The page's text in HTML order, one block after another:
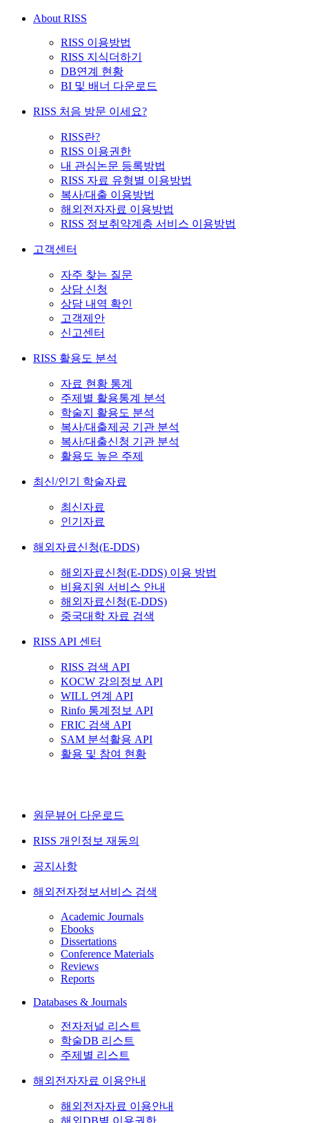
About RISS
RISS 이용방법
RISS 지식더하기
DB연계 현황
BI 및 배너 다운로드
RISS 처음 방문 이세요?
RISS란?
RISS 이용권한
내 관심논문 등록방법
RISS 자료 유형별 이용방법
복사/대출 이용방법
해외전자자료 이용방법
RISS 정보취약계층 서비스 이용방법
고객센터
자주 찾는 질문
상담 신청
상담 내역 확인
고객제안
신고센터
RISS 활용도 분석
자료 현황 통계
주제별 활용통계 분석
학술지 활용도 분석
복사/대출제공 기관 분석
복사/대출신청 기관 분석
활용도 높은 주제
최신/인기 학술자료
최신자료
인기자료
해외자료신청(E-DDS)
해외자료신청(E-DDS) 이용 방법
비용지원 서비스 안내
해외자료신청(E-DDS)
중국대학 자료 검색
RISS API 센터
RISS 검색 API
KOCW 강의정보 API
WILL 연계 API
Rinfo 통계정보 API
FRIC 검색 API
SAM 분석활용 API
활용 및 참여 현황
원문뷰어 다운로드
RISS 개인정보 재동의
공지사항
해외전자정보서비스 검색
Academic Journals
Ebooks
Dissertations
Conference Materials
Reviews
Reports
Databases & Journals
전자저널 리스트
학술DB 리스트
주제별 리스트
해외전자자료 이용안내
해외전자자료 이용안내
해외DB별 이용권한